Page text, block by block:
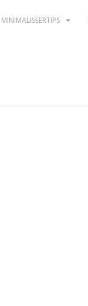
MINIMALISEERTIPS